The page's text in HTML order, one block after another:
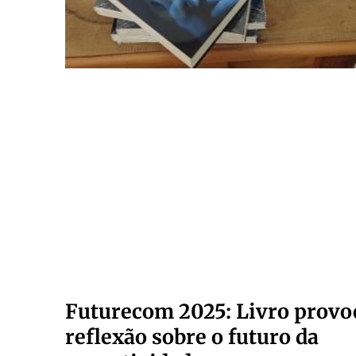
Futurecom 2025: Livro
reflexão sobre o futuro da